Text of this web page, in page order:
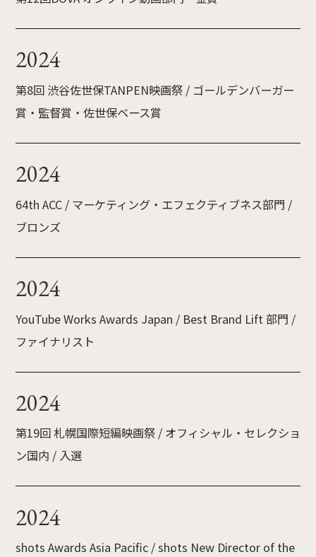
2024
第8回 渋谷佐世保TANPEN映画祭 / ゴールデンバーガー
賞・監督賞・佐世保ベース賞
2024
64th ACC / マーケティング・エフェクティブネス部門 /
ブロンズ
2024
YouTube Works Awards Japan / Best Brand Lift 部門 /
ファイナリスト
2024
第19回 札幌国際短編映画祭 / オフィシャル・セレクショ
ン国内 / 入選
2024
shots Awards Asia Pacific / shots New Director of the